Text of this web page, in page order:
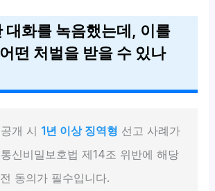
대화를 녹음했는데, 이를
떤 처벌을 받을 수 있나
개 시 1년 이상 징역형 선고 사례가
신비밀보호법 제14조 위반에 해당
동의가 필수입니다.